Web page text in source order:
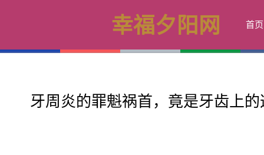
幸福夕阳网 首页
牙周炎的罪魁祸首，竟是牙齿上的